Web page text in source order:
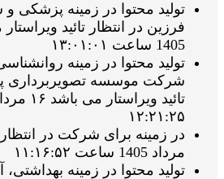
تولید محتوا در زمینه
1405 ساعت ۱۳:۰۱:۰۱
تولید محتوا در زمینه
شرکت موسسه تصویربرداری
۱۲:۲۱:۲۵
مرداد 1405 ساعت ۱۱:۱۶:۵۲
تولید محتوا در زمینه